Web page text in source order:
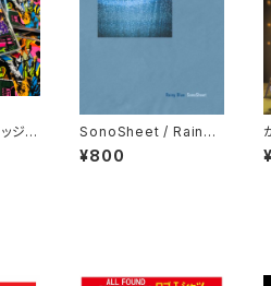
ジマ
SonoSheet / Rainy
Blue EP 【限定盤】
¥800